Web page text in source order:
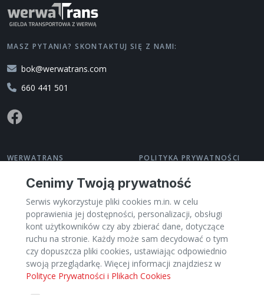
Cenimy Twoją prywatność
Serwis wykorzystuje pliki cookies m.in. w celu
poprawienia jej dostępności, personalizacji, obsługi
kont użytkowników czy aby zbierać dane, dotyczące
ruchu na stronie. Każdy może sam decydować o tym
czy dopuszcza pliki cookies, ustawiając odpowiednio
swoją przeglądarkę. Więcej informacji znajdziesz w
Polityce Prywatności i Plikach Cookies
MASZ PYTANIA? SKONTAKTUJ SIĘ Z NAMI:
bok@werwatrans.com
660 441 501
WERWATRANS
O nas
Kontakt
Pomoc
Dla Przewoźników
POLITYKA PRYWATNOŚCI
Polityka prywatności
Regulamin
Zarządzaj cookies
PL